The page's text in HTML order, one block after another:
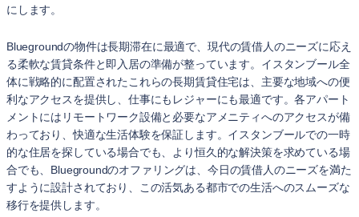
にします。
Bluegroundの物件は長期滞在に最適で、現代の賃借人のニーズに応え
る柔軟な賃貸条件と即入居の準備が整っています。イスタンブール全
体に戦略的に配置されたこれらの長期賃貸住宅は、主要な地域への便
利なアクセスを提供し、仕事にもレジャーにも最適です。各アパート
メントにはリモートワーク設備と必要なアメニティへのアクセスが備
わっており、快適な生活体験を保証します。イスタンブールでの一時
的な住居を探している場合でも、より恒久的な解決策を求めている場
合でも、Bluegroundのオファリングは、今日の賃借人のニーズを満た
すように設計されており、この活気ある都市での生活へのスムーズな
移行を提供します。